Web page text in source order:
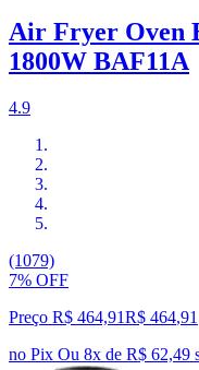
Air Fryer Oven
1800W BAF11A
4.9
(1079)
7% OFF
Preço R$ 464,91R$ 464,91
no Pix Ou 8x de R$ 62,49